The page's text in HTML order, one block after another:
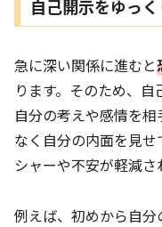
自己開示をゆっ
急に深い関係に進むと
ります。そのため、
自分の考えや感情を
なく自分の内面を見
シャーや不安が軽減さ
例えば、初めから自